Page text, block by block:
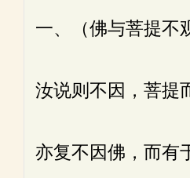
一、（佛与菩提不
汝说则不因，菩提
亦复不因佛，而有